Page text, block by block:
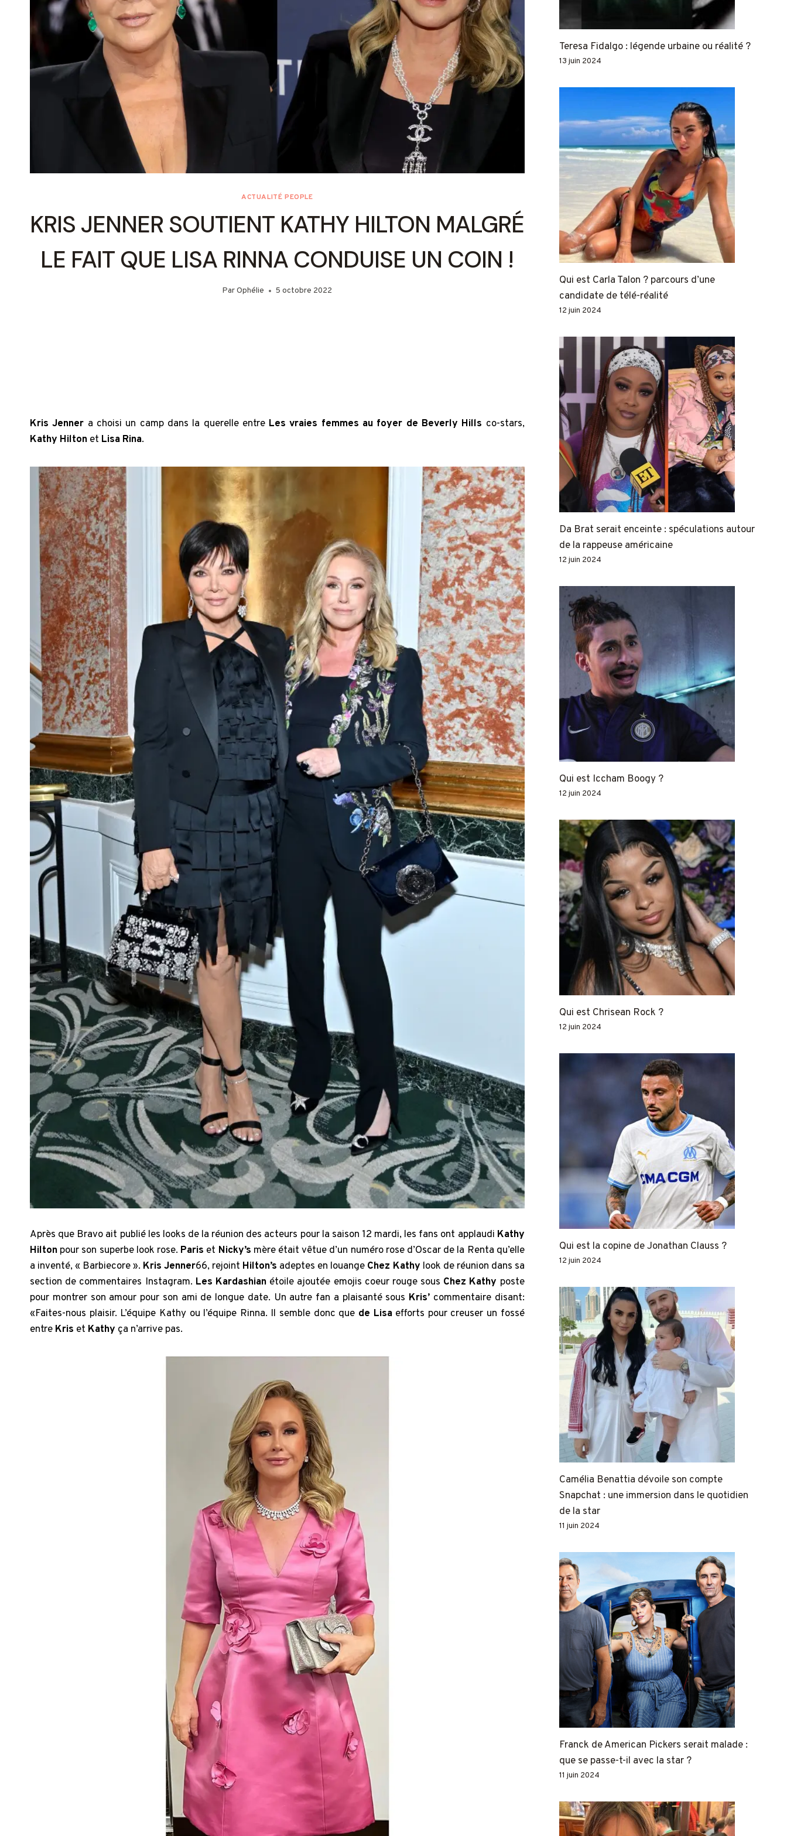
ACTUALITÉ PEOPLE
KRIS JENNER SOUTIENT KATHY HILTON MALGRÉ
LE FAIT QUE LISA RINNA CONDUISE UN COIN !
Par Ophélie 5 octobre 2022
Kris Jenner a choisi un camp dans la querelle entre Les vraies femmes au foyer de Beverly Hills co-stars,
Kathy Hilton et Lisa Rina.
Après que Bravo ait publié les looks de la réunion des acteurs pour la saison 12 mardi, les fans ont applaudi Kathy
Hilton pour son superbe look rose. Paris et Nicky’s mère était vêtue d’un numéro rose d’Oscar de la Renta qu’elle
a inventé, « Barbiecore ». Kris Jenner66, rejoint Hilton’s adeptes en louange Chez Kathy look de réunion dans sa
section de commentaires Instagram. Les Kardashian étoile ajoutée emojis coeur rouge sous Chez Kathy poste
pour montrer son amour pour son ami de longue date. Un autre fan a plaisanté sous Kris’ commentaire disant:
«Faites-nous plaisir. L’équipe Kathy ou l’équipe Rinna. Il semble donc que de Lisa efforts pour creuser un fossé
entre Kris et Kathy ça n’arrive pas.
Teresa Fidalgo : légende urbaine ou réalité ?
13 juin 2024
Qui est Carla Talon ? parcours d’une
candidate de télé-réalité
12 juin 2024
Da Brat serait enceinte : spéculations autour
de la rappeuse américaine
12 juin 2024
Qui est Iccham Boogy ?
12 juin 2024
Qui est Chrisean Rock ?
12 juin 2024
Qui est la copine de Jonathan Clauss ?
12 juin 2024
Camélia Benattia dévoile son compte
Snapchat : une immersion dans le quotidien
de la star
11 juin 2024
Franck de American Pickers serait malade :
que se passe-t-il avec la star ?
11 juin 2024